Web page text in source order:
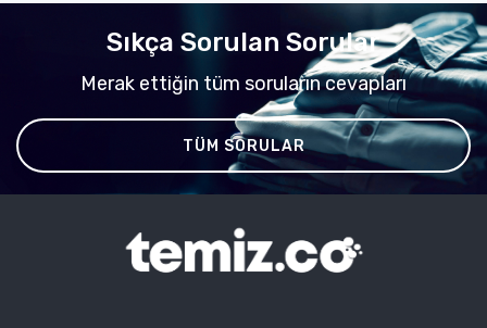
Sıkça Sorulan Sorular
Merak ettiğin tüm soruların cevapları
TÜM SORULAR